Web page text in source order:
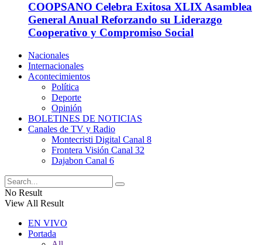
COOPSANO Celebra Exitosa XLIX Asamblea
General Anual Reforzando su Liderazgo
Cooperativo y Compromiso Social
Nacionales
Internacionales
Acontecimientos
Política
Deporte
Opinión
BOLETINES DE NOTICIAS
Canales de TV y Radio
Montecristi Digital Canal 8
Frontera Visión Canal 32
Dajabon Canal 6
No Result
View All Result
EN VIVO
Portada